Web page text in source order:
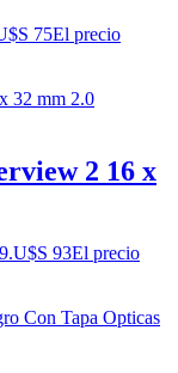
75El precio
2 16 x
U$S 93El precio